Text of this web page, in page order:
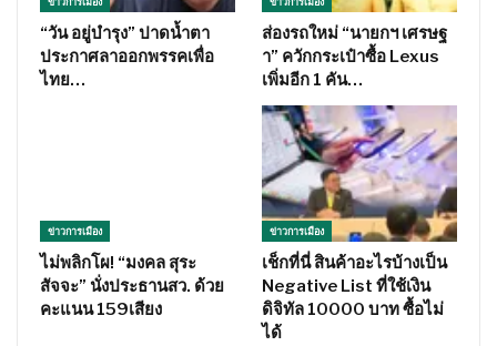
“วัน อยู่บำรุง” ปาดน้ำตา
ประกาศลาออกพรรคเพื่อ
ไทย…
ส่องรถใหม่ “นายกฯ เศรษฐ
า” ควักกระเป๋าซื้อ Lexus
เพิ่มอีก 1 คัน…
ข่าวการเมือง
ไม่พลิกโผ! “มงคล สุระ
สัจจะ” นั่งประธานสว. ด้วย
คะแนน 159เสียง
ข่าวการเมือง
เช็กที่นี่ สินค้าอะไรบ้างเป็น
Negative List ที่ใช้เงิน
ดิจิทัล 10000 บาท ซื้อไม่
ได้